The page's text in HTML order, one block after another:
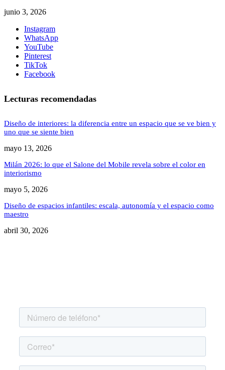
junio 3, 2026
Instagram
WhatsApp
YouTube
Pinterest
TikTok
Facebook
Lecturas recomendadas
Diseño de interiores: la diferencia entre un espacio que se ve bien y
uno que se siente bien
mayo 13, 2026
Milán 2026: lo que el Salone del Mobile revela sobre el color en
interiorismo
mayo 5, 2026
Diseño de espacios infantiles: escala, autonomía y el espacio como
maestro
abril 30, 2026